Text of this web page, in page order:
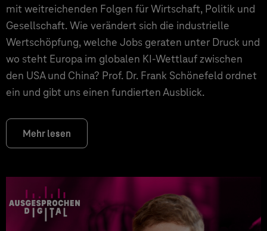
mit weitreichenden Folgen für Wirtschaft, Politik und
Gesellschaft. Wie verändert sich die industrielle
Wertschöpfung, welche Jobs geraten unter Druck und
wo steht Europa im globalen KI-Wettlauf zwischen
den USA und China? Prof. Dr. Frank Schönefeld ordnet
ein und gibt uns einen fundierten Ausblick.
Mehr lesen